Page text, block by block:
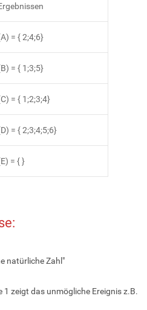
= { 2;4;6}
= { 1;3;5}
= { 1;2;3;4}
= { 2;3;4;5;6}
= { }
natürliche Zahl"
1 zeigt das unmögliche Ereignis z.B.